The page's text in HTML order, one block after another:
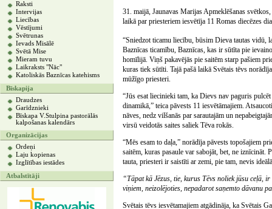
Raksti
Intervijas
Liecības
Vēstījumi
Svētrunas
Ievads Misālē
Svētā Mise
Mieram tuvu
Laikraksts "Nāc"
Katoliskās Baznīcas katehisms
Bīskapija
Draudzes
Garīdznieki
Bīskapa V.Stulpina pastorālās
kalpošanas kalendārs
Organizācijas
Ordeņi
Laju kopienas
Izglītības iestādes
Atbalstītāji
31. maijā, Jaunavas Marijas Apmeklēšanas
laikā par priesteriem iesvētīja 11 Romas diecēzes
“Sniedzot ticamu liecību, būsim Dieva tautas vidū,
Baznīcas ticamību, Baznīcas, kas ir sūtīta pie
homīlijā. Viņš pakavējās pie saitēm starp pašiem
kuras tiek sūtīti. Tajā pašā laikā Svētais tēvs
mūžīgo priesteri.
“Jūs esat liecinieki tam, ka Dievs nav paguris
dinamikā,” teica pāvests 11 iesvētāmajiem.
nāves, nedz vilšanās par sarautajām un
virsū veidotās saites saliek Tēva rokās.
“Mēs esam to daļa,” norādīja pāvests topošajiem
saitēm, kuras pasaule var sabojāt, bet, ne
tauta, priesteri ir saistīti ar zemi, pie tam, nevis
“Tāpat kā Jēzus, tie, kurus Tēvs noliek jūsu ceļā,
viņiem, neizolējoties, nepadarot saņemto dāvanu
Svētais tēvs iesvētamajiem atgādināja, ka Svētais